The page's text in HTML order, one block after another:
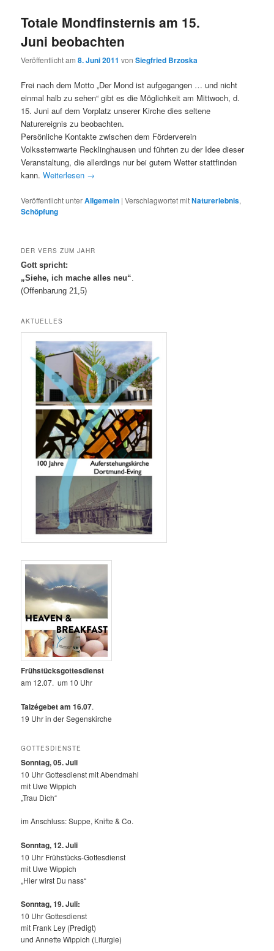
Totale Mondfinsternis am 15.
Juni beobachten
Veröffentlicht am8. Juni 2011 vonSiegfried Brzoska
Frei nach dem Motto „Der Mond ist aufgegangen … und nicht
einmal halb zu sehen“ gibt es die Möglichkeit am Mittwoch, d.
15. Juni auf dem Vorplatz unserer Kirche dies seltene
Naturereignis zu beobachten.
Persönliche Kontakte zwischen dem Förderverein
Volkssternwarte Recklinghausen und führten zu der Idee dieser
Veranstaltung, die allerdings nur bei gutem Wetter stattfinden
kann.Weiterlesen →
Veröffentlicht unterAllgemein |Verschlagwortet mitNaturerlebnis,
Schöpfung
DER VERS ZUM JAHR
Gott spricht:
„Siehe, ich mache alles neu“
(Offenbarung 21,5)
AKTUELLES
Frühstücksgottesdienst
am 12.07. um 10 Uhr
Taizégebet am 16.07.
19 Uhr in der Segenskirche
GOTTESDIENSTE
Sonntag, 05. Juli
10 Uhr Gottesdienst mit Abendmahl
mit Uwe Wippich
„Trau Dich“
im Anschluss: Suppe, Knifte & Co.
Sonntag, 12.Juli
10 Uhr Frühstücks-Gottesdienst
mit Uwe Wippich
„Hier wirst Du nass“
Sonntag, 19. Juli:
10 Uhr Gottesdienst
mit Frank Ley (Predigt)
und Annette Wippich (Liturgie)